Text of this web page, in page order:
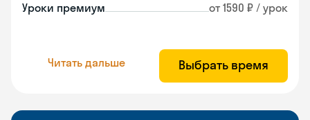
Уроки премиум от 1590 ₽ / урок
Читать дальше Выбрать время